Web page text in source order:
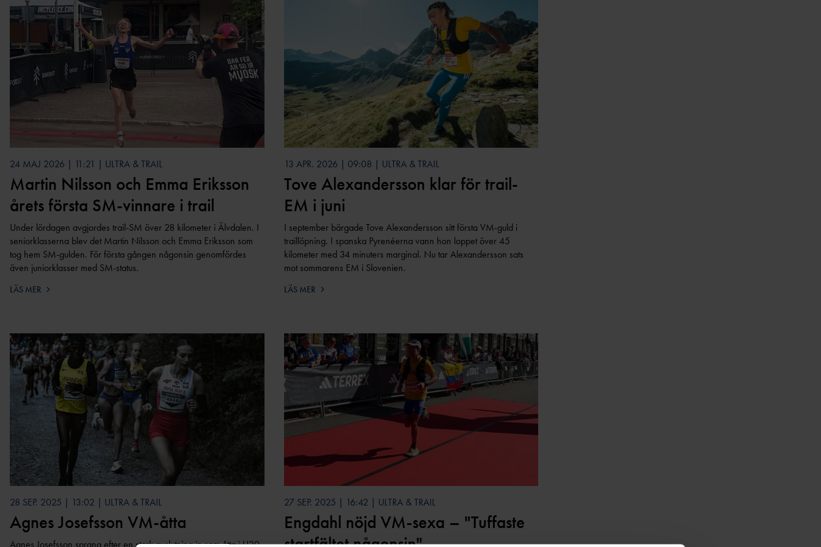
SUPPORTRAR
TRYGGHET
INKLUDERANDE FRIIDROTT
TRYGG FRIIDROTT
SÄKER FRIIDROTT
FRISK FRIIDROTT
FRIIDROTTENS SPELREGLER -
UPPFÖRANDEKOD
ELITFRIIDROTT & STUDIER
GYMNASIESTUDIER &
FRIIDROTTSSATSNING
HÖGSKOLESTUDIER &
FRIIDROTTSSATSNING
EKONOMISKT STÖD & STIPENDIER
ELITIDROTTSMILJÖER
FALUN
GÖTEBORG
KARLSTAD
MALMÖ
STOCKHOLM/SOLLENTUNA
UMEÅ
VÄXJÖ
FRIIDROTTSKOLLEN – VEM
TÄVLAR NÄR OCH VAR?
SVENSK FRIIDROTTS PARATOUR
MEDALJER OCH MÄRKEN
BESKRIVNING AV
TÄVLINGSKONCEPT
KRAFTMÄTNINGEN 15-17 ÅR
REGIONSMÄSTERSKAPEN 13-14 ÅR
CASTORAMA
RESULTATRAPPORTERING
ARENA
LÅNGLOPP
24 MAJ 2026 | 11:21 | ULTRA & TRAIL
Martin Nilsson och Emma Eriksson
årets första SM-vinnare i trail
Under lördagen avgjordes trail-SM över 28 kilometer i Älvdalen. I
seniorklasserna blev det Martin Nilsson och Emma Eriksson som
tog hem SM-gulden. För första gången någonsin genomfördes
även juniorklasser med SM-status.
LÄS MER
13 APR. 2026 | 09:08 | ULTRA & TRAIL
Tove Alexandersson klar för trail-
EM i juni
I september bärgade Tove Alexandersson sitt första VM-guld i
traillöpning. I spanska Pyrenéerna vann hon loppet över 45
kilometer med 34 minuters marginal. Nu tar Alexandersson sats
mot sommarens EM i Slovenien.
LÄS MER
28 SEP. 2025 | 13:02 | ULTRA & TRAIL
Agnes Josefsson VM-åtta
Agnes Josefsson sprang efter en stark avslutning in som åtta i U20-
27 SEP. 2025 | 16:42 | ULTRA & TRAIL
Engdahl nöjd VM-sexa – "Tuffaste